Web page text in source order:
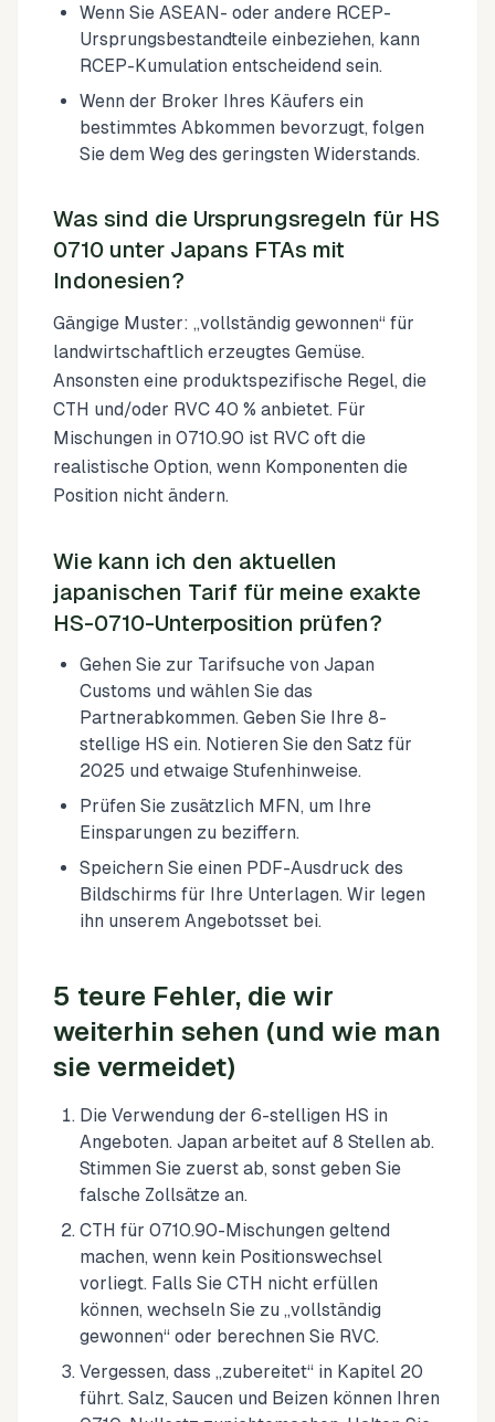
Wenn Sie ASEAN- oder andere RCEP-
Ursprungsbestandteile einbeziehen, kann
RCEP-Kumulation entscheidend sein.
Wenn der Broker Ihres Käufers ein
bestimmtes Abkommen bevorzugt, folgen
Sie dem Weg des geringsten Widerstands.
Was sind die Ursprungsregeln für HS
0710 unter Japans FTAs mit
Indonesien?
Gängige Muster: „vollständig gewonnen“ für
landwirtschaftlich erzeugtes Gemüse.
Ansonsten eine produktspezifische Regel, die
CTH und/oder RVC 40 % anbietet. Für
Mischungen in 0710.90 ist RVC oft die
realistische Option, wenn Komponenten die
Position nicht ändern.
Wie kann ich den aktuellen
japanischen Tarif für meine exakte
HS-0710-Unterposition prüfen?
Gehen Sie zur Tarifsuche von Japan
Customs und wählen Sie das
Partnerabkommen. Geben Sie Ihre 8-
stellige HS ein. Notieren Sie den Satz für
2025 und etwaige Stufenhinweise.
Prüfen Sie zusätzlich MFN, um Ihre
Einsparungen zu beziffern.
Speichern Sie einen PDF-Ausdruck des
Bildschirms für Ihre Unterlagen. Wir legen
ihn unserem Angebotsset bei.
5 teure Fehler, die wir
weiterhin sehen (und wie man
sie vermeidet)
Die Verwendung der 6-stelligen HS in
Angeboten. Japan arbeitet auf 8 Stellen ab.
Stimmen Sie zuerst ab, sonst geben Sie
falsche Zollsätze an.
CTH für 0710.90-Mischungen geltend
machen, wenn kein Positionswechsel
vorliegt. Falls Sie CTH nicht erfüllen
können, wechseln Sie zu „vollständig
gewonnen“ oder berechnen Sie RVC.
Vergessen, dass „zubereitet“ in Kapitel 20
führt. Salz, Saucen und Beizen können Ihren